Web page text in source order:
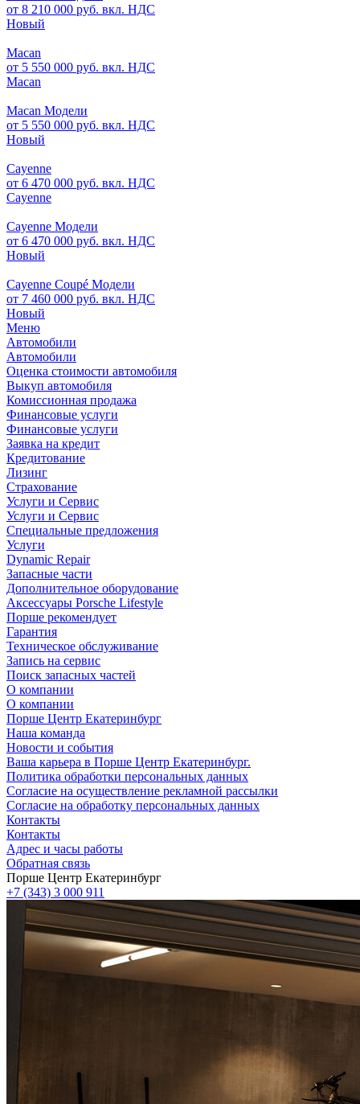
от 8 210 000 руб. вкл. НДС
Новый
Macan
от 5 550 000 руб. вкл. НДС
Macan
Macan Модели
от 5 550 000 руб. вкл. НДС
Новый
Cayenne
от 6 470 000 руб. вкл. НДС
Cayenne
Cayenne Модели
от 6 470 000 руб. вкл. НДС
Новый
Cayenne Coupé Модели
от 7 460 000 руб. вкл. НДС
Новый
Меню
Автомобили
Автомобили
Оценка стоимости автомобиля
Выкуп автомобиля
Комиссионная продажа
Финансовые услуги
Финансовые услуги
Заявка на кредит
Кредитование
Лизинг
Страхование
Услуги и Сервис
Услуги и Сервис
Специальные предложения
Услуги
Dynamic Repair
Запасные части
Дополнительное оборудование
Аксессуары Porsche Lifestyle
Порше рекомендует
Гарантия
Техническое обслуживание
Запись на сервис
Поиск запасных частей
О компании
О компании
Порше Центр Екатеринбург
Наша команда
Новости и события
Ваша карьера в Порше Центр Екатеринбург.
Политика обработки персональных данных
Согласие на осуществление рекламной рассылки
Согласие на обработку персональных данных
Контакты
Контакты
Адрес и часы работы
Обратная связь
Порше Центр Екатеринбург
+7 (343) 3 000 911